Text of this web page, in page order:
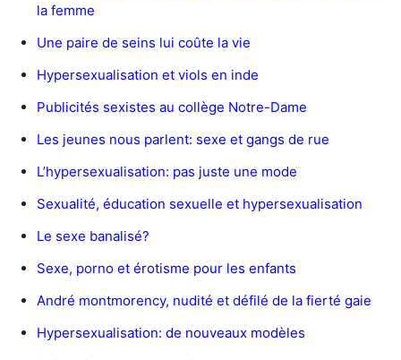
la femme
Une paire de seins lui coûte la vie
Hypersexualisation et viols en inde
Publicités sexistes au collège Notre-Dame
Les jeunes nous parlent: sexe et gangs de rue
L’hypersexualisation: pas juste une mode
Sexualité, éducation sexuelle et hypersexualisation
Le sexe banalisé?
Sexe, porno et érotisme pour les enfants
André montmorency, nudité et défilé de la fierté gaie
Hypersexualisation: de nouveaux modèles